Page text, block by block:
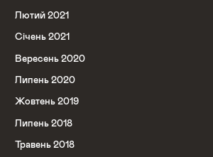
Лютий 2021
Січень 2021
Вересень 2020
Липень 2020
Жовтень 2019
Липень 2018
Травень 2018